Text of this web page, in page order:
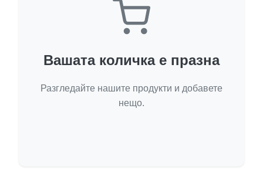
Вашата количка е празна
Разгледайте нашите продукти и добавете
нещо.